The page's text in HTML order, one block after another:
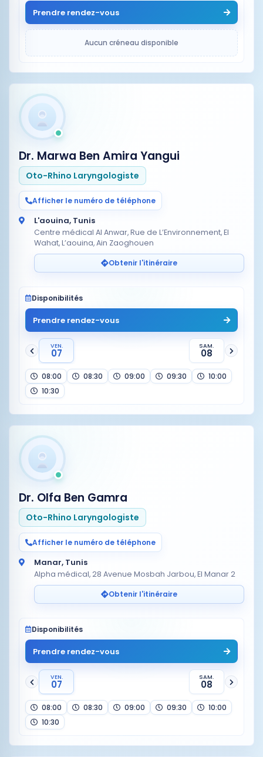
Prendre rendez-vous
Aucun créneau disponible
Dr. Marwa Ben Amira Yangui
Oto-Rhino Laryngologiste
Afficher le numéro de téléphone
L'aouina, Tunis
Centre médical Al Anwar, Rue de L’Environnement, El
Wahat, L’aouina, Ain Zaoghouen
Obtenir l'itinéraire
Disponibilités
Prendre rendez-vous
VEN.
07
SAM.
08
08:00 08:30 09:00 09:30
10:00
10:30
Dr. Olfa Ben Gamra
Oto-Rhino Laryngologiste
Afficher le numéro de téléphone
Manar, Tunis
Alpha médical, 28 Avenue Mosbah Jarbou, El Manar 2
Obtenir l'itinéraire
Disponibilités
Prendre rendez-vous
VEN.
07
SAM.
08
08:00 08:30 09:00 09:30
10:00
10:30